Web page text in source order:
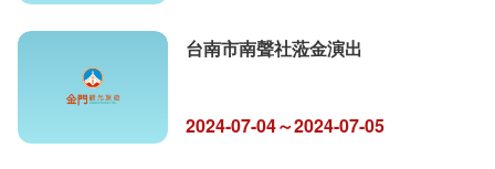
台南市南聲社蒞金演出
2024-07-04～2024-07-05